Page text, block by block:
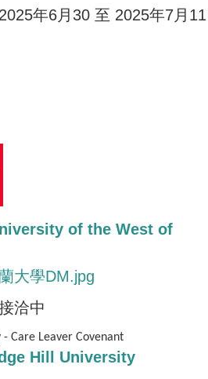
年6月30 至 2025年7月11
of the West of
大學DM.jpg
洽中
Hill University